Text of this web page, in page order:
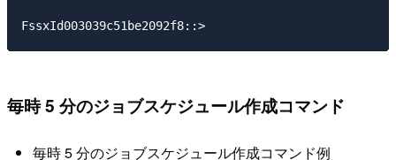
毎時 5 分のジョブスケジュール作成コマンド
毎時 5 分のジョブスケジュール作成コマンド例